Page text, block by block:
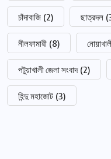
চাঁদাবাজি (2) ছাত্রদল
নীলফামারী (8)
পটুয়াখালী জেলা সংবাদ (2)
হিন্দু মহাজোট (3)